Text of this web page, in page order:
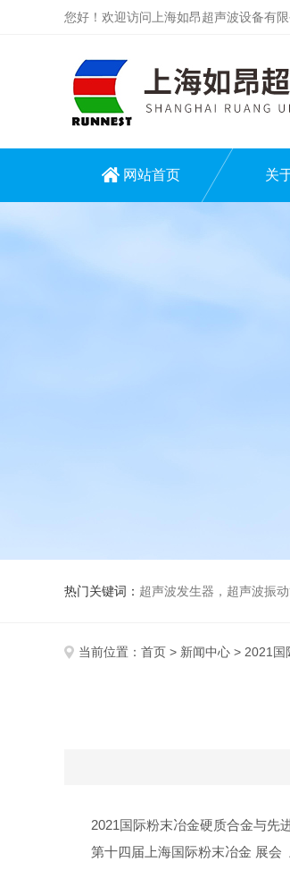
您好！欢迎访问上海如昂超声波设备有限
网站首页 关
热门关键词： 超声波发生器，超声波振动
当前位置： 首页 > 新闻中心 > 2021国
2021国际粉末冶金硬质合金与先
第十四届上海国际粉末冶金 展